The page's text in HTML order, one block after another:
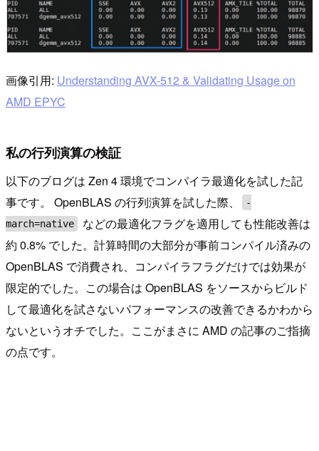
画像引用: Understanding AVX-512 & Validating Usage on
AMD EPYC
私の行列演算の検証
以下のブログは Zen 4 環境でコンパイラ最適化を試した記
事です。 OpenBLAS の行列演算を試した際、
-
march=native
などの最適化フラグを適用しても性能改善は
約 0.8% でした。計算時間の大部分が事前コンパイル済みの
OpenBLAS で消費され、コンパイラフラグだけでは効果が
限定的でした。この場合は OpenBLAS をソースからビルド
して最適化を試さないパフォーマンスの改善できるかわから
ないというオチでした。ここがまさに AMD の記事のご指摘
の点です。